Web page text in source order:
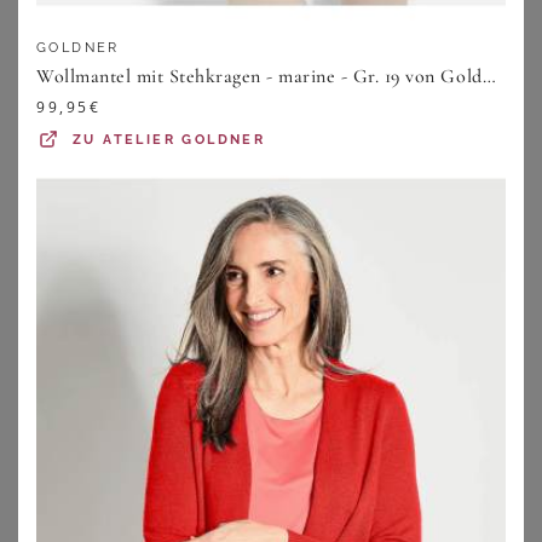
WITT
Wollmantel
99,99€
ZUWITT WEIDEN
1 4
GOLDNER
Wollmantel mit Stehkragen - marine - Gr. 19 von Goldner Fashion
99,95€
ZUATELIER GOLDNER